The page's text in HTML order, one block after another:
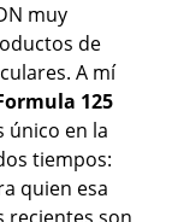
muy
de
A mí
125
único en la
tiempos:
quien esa